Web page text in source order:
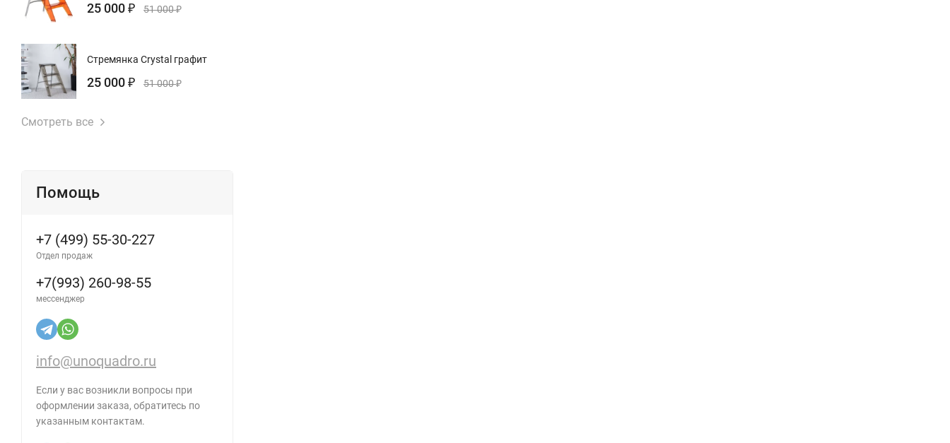
25 000 ₽ 51 000₽
Стремянка Crystal графит
25 000 ₽ 51 000₽
Смотреть все
Помощь
+7 (499) 55-30-227
Отдел продаж
+7(993) 260-98-55
мессенджер
info@unoquadro.ru
Если у вас возникли вопросы при
оформлении заказа, обратитесь по
указанным контактам.